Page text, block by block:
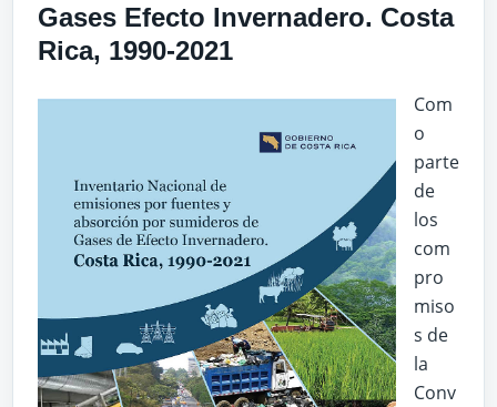
Gases Efecto Invernadero. Costa
Rica, 1990-2021
Com
o
parte
de
los
com
pro
miso
s de
la
Conv